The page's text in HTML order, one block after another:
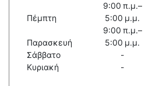
Πέμπτη
9:00 π.μ.–
5:00 μ.μ.
Παρασκευή
9:00 π.μ.–
5:00 μ.μ.
Σάββατο
-
Κυριακή
-